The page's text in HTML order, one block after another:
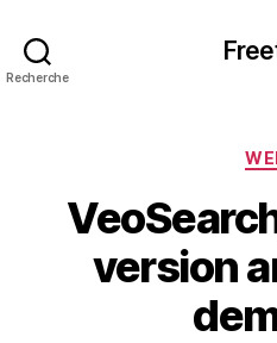
Recherche
version